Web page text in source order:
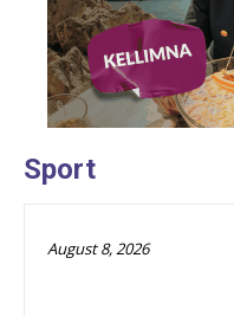
Sport
August 8, 2026